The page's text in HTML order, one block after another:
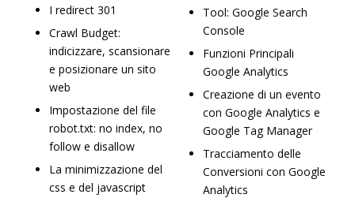
I redirect 301
Crawl Budget:
indicizzare, scansionare
e posizionare un sito
web
Impostazione del file
robot.txt: no index, no
follow e disallow
La minimizzazione del
css e del javascript
Tool: Google Search
Console
Funzioni Principali
Google Analytics
Creazione di un evento
con Google Analytics e
Google Tag Manager
Tracciamento delle
Conversioni con Google
Analytics